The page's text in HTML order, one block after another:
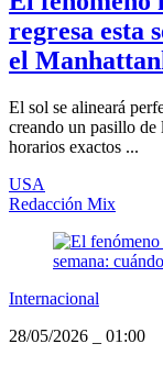
regresa esta
el
El sol se alineará
creando un pasillo
horarios exactos ...
USA
Redacción Mix
Internacional
28/05/2026
01:00